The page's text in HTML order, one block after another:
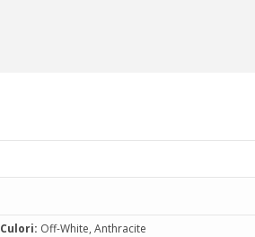
Culori: Off-White, Anthracite